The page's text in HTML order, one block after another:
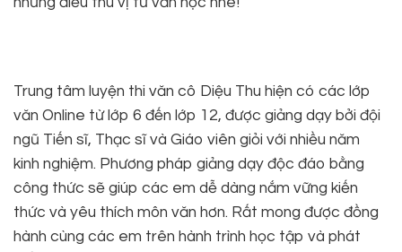
Trung tâm luyện thi văn cô Diệu Thu hiện có các lớp
văn Online từ lớp 6 đến lớp 12, được giảng dạy bởi đội
ngũ Tiến sĩ, Thạc sĩ và Giáo viên giỏi với nhiều năm
kinh nghiệm. Phương pháp giảng dạy độc đáo bằng
công thức sẽ giúp các em dễ dàng nắm vững kiến
thức và yêu thích môn văn hơn. Rất mong được đồng
hành cùng các em trên hành trình học tập và phát